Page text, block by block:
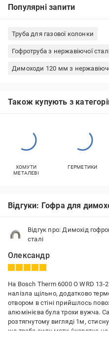
Популярні запити
Труба для газової колонки
Гофротруба з нержавіючої
Димоходи 120 мм з
Також купують з
ХОМУТИ
МЕТАЛЕВІ
ГЕРМЕТИКИ
Відгуки: Гофра для
Відгук про: Димохід
сталі
Олександр
На Bosch Therm 6000 O WRD 13-
налізла щільно, додатково
отвором в стіні прийшлось
алюмінієва була трохи вужча.
розтягнутому вигляді 1м,
що треба силу мати (жорстка на